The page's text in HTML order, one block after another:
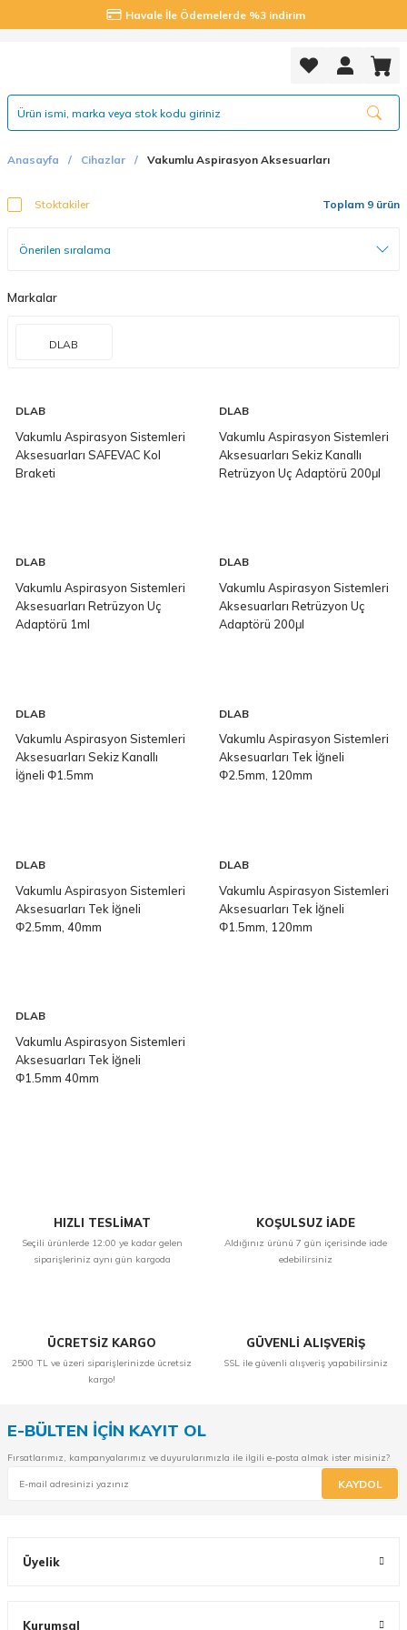
Havale İle Ödemelerde %3 indirim
Anasayfa Cihazlar Vakumlu Aspirasyon Aksesuarları
Stoktakiler Toplam 9 ürün
Markalar
DLAB
DLAB
Vakumlu Aspirasyon Sistemleri
Aksesuarları SAFEVAC Kol
Braketi
DLAB
Vakumlu Aspirasyon Sistemleri
Aksesuarları Sekiz Kanallı
Retrüzyon Uç Adaptörü 200μl
DLAB
Vakumlu Aspirasyon Sistemleri
Aksesuarları Retrüzyon Uç
Adaptörü 1ml
DLAB
Vakumlu Aspirasyon Sistemleri
Aksesuarları Retrüzyon Uç
Adaptörü 200μl
DLAB
Vakumlu Aspirasyon Sistemleri
Aksesuarları Sekiz Kanallı
İğneli Φ1.5mm
DLAB
Vakumlu Aspirasyon Sistemleri
Aksesuarları Tek İğneli
Φ2.5mm, 120mm
DLAB
Vakumlu Aspirasyon Sistemleri
Aksesuarları Tek İğneli
Φ2.5mm, 40mm
DLAB
Vakumlu Aspirasyon Sistemleri
Aksesuarları Tek İğneli
Φ1.5mm, 120mm
DLAB
Vakumlu Aspirasyon Sistemleri
Aksesuarları Tek İğneli
Φ1.5mm 40mm
HIZLI TESLİMAT
Seçili ürünlerde 12:00 ye kadar gelen
siparişleriniz aynı gün kargoda
KOŞULSUZ İADE
Aldığınız ürünü 7 gün içerisinde iade
edebilirsiniz
ÜCRETSİZ KARGO
2500 TL ve üzeri siparişlerinizde ücretsiz
kargo!
GÜVENLİ ALIŞVERİŞ
SSL ile güvenli alışveriş yapabilirsiniz
E-BÜLTEN İÇİN KAYIT OL
Fırsatlarımız, kampanyalarımız ve duyurularımızla ile ilgili e-posta almak ister misiniz?
KAYDOL
Üyelik
Kurumsal